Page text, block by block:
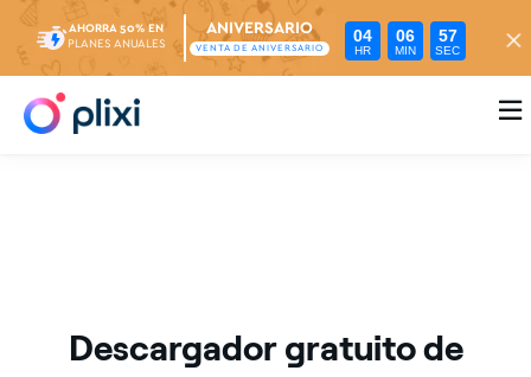
AHORRA 50% EN
PLANES ANUALES
ANIVERSARIO
VENTA DE ANIVERSARIO
04
HR
06
MIN
57
SEC

Descargador gratuito de